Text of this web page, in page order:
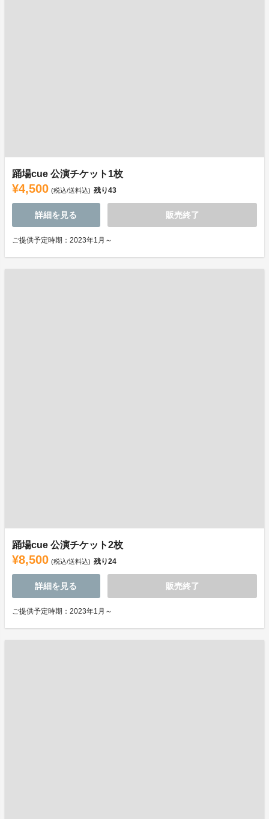
踊場cue 公演チケット1枚
¥4,500 (税込/送料込) 残り43
詳細を見る 販売終了
ご提供予定時期：2023年1月～
踊場cue 公演チケット2枚
¥8,500 (税込/送料込) 残り24
詳細を見る 販売終了
ご提供予定時期：2023年1月～